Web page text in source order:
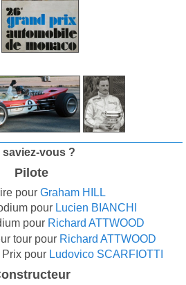
saviez-vous ?
Pilote
pour Graham HILL
pour Lucien BIANCHI
pour Richard ATTWOOD
tour pour Richard ATTWOOD
pour Ludovico SCARFIOTTI